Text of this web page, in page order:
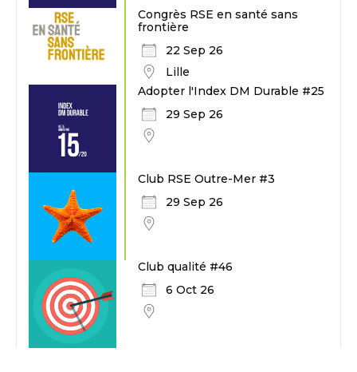
Congrès RSE en santé sans
frontière
22 Sep 26
Lille
Adopter l'Index DM Durable #25
29 Sep 26
Club RSE Outre-Mer #3
29 Sep 26
Club qualité #46
6 Oct 26